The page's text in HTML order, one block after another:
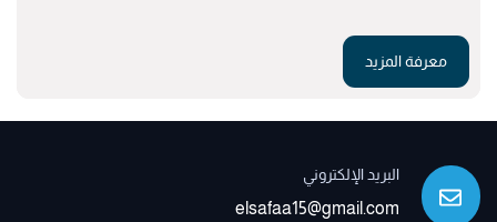
معرفة المزيد
البريد الإلكتروني
elsafaa15@gmail.com